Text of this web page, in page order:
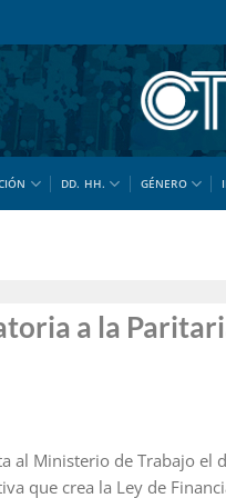
DD. HH. GÉNERO
a la
al Ministerio de Trabajo
que crea la Ley de